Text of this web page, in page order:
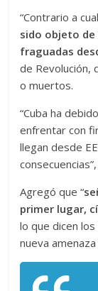
“Contrario a
sido objeto
fraguadas
de Revolución,
o muertos.
“Cuba ha
enfrentar con
llegan desde
Agregó que “
primer lugar,
lo que dicen
nueva amenaza